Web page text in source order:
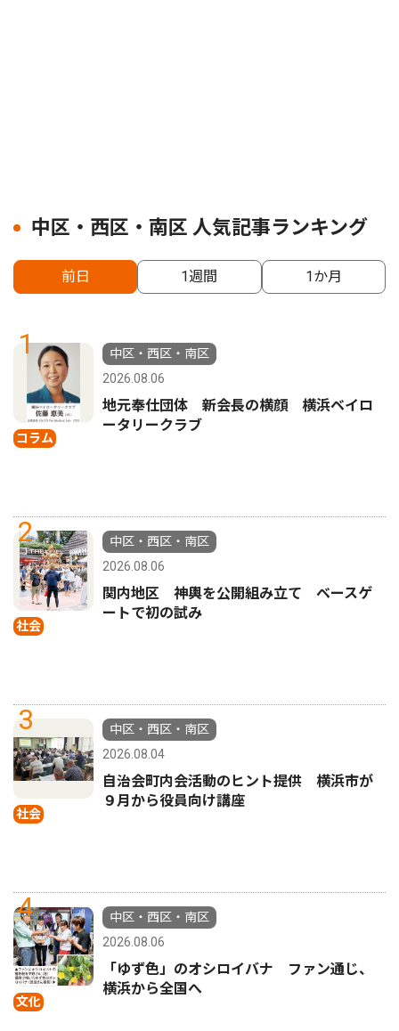
中区・西区・南区 人気記事ランキング
前日 1週間 1か月
1
コラム
中区・西区・南区
2026.08.06
地元奉仕団体 新会長の横顔 横浜ベイロ
ータリークラブ
2
社会
中区・西区・南区
2026.08.06
関内地区 神輿を公開組み立て ベースゲ
ートで初の試み
3
社会
中区・西区・南区
2026.08.04
自治会町内会活動のヒント提供 横浜市が
９月から役員向け講座
4
文化
中区・西区・南区
2026.08.06
「ゆず色」のオシロイバナ ファン通じ、
横浜から全国へ